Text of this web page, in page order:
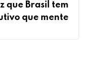
que Brasil tem
que mente